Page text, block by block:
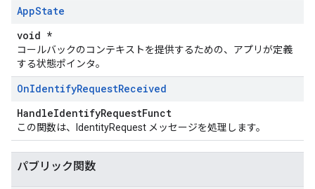
AppState
void *
コールバックのコンテキストを提供するための、アプリが定義
する状態ポインタ。
OnIdentifyRequestReceived
HandleIdentifyRequestFunct
この関数は、IdentityRequest メッセージを処理します。
パブリック関数